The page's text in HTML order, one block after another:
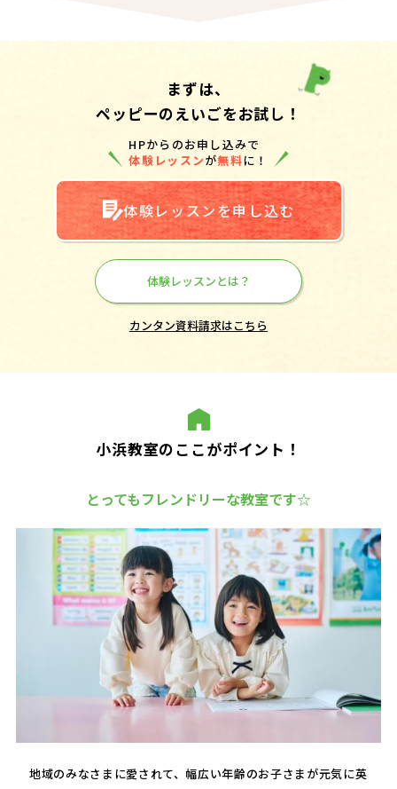
まずは、
ペッピーのえいごをお試し！
HPからのお申し込みで
体験レッスンが無料に！
体験レッスンを申し込む
体験レッスンとは？
カンタン資料請求はこちら
小浜教室のここがポイント！
とってもフレンドリーな教室です☆
地域のみなさまに愛されて、幅広い年齢のお子さまが元気に英